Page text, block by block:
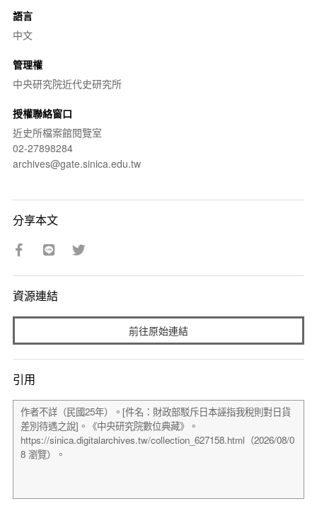
語言
中文
管理權
中央研究院近代史研究所
授權聯絡窗口
近史所檔案館閱覽室
02-27898284
archives@gate.sinica.edu.tw
分享本文
資源連結
前往原始連結
引用